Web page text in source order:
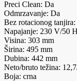
Preci Clean: Da
Odmrzavanje: Da
Bez rotacionog tanjira:
Napajanje: 230 V/50
Visina: 303 mm
Širina: 495 mm
Dubina: 442 mm
Neto/bruto težina:
Boja: crna